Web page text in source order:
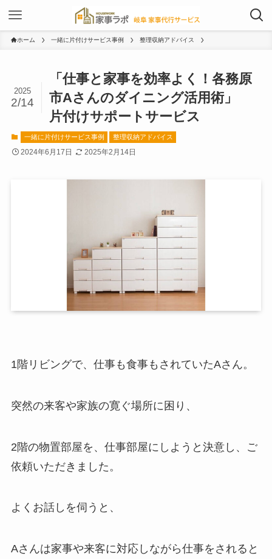
ホーム 一緒に片付けサービス事例 整理収納アドバイス
「仕事と家事を効率よく！各務原
市Aさんのダイニング活用術」
片付けサポートサービス
2025
2/14
一緒に片付けサービス事例 整理収納アドバイス
2024年6月17日 2025年2月14日
1階リビングで、仕事も食事もされていたAさん。
突然の来客や家族の寛ぐ場所に困り、
2階の物置部屋を、仕事部屋にしようと決意し、ご
依頼いただきました。
よくお話しを伺うと、
Aさんは家事や来客に対応しながら仕事をされると